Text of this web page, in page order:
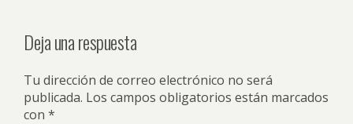
Deja una respuesta
Tu dirección de correo electrónico no será
publicada. Los campos obligatorios están marcados
con *